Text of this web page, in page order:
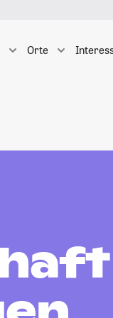
Orte